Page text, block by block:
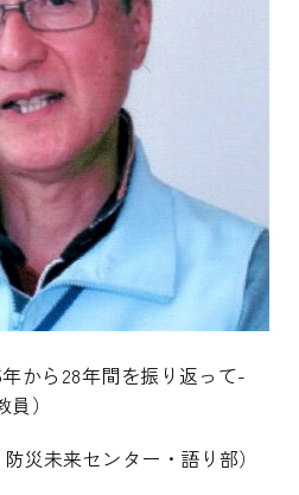
から28年間を振り返って-
教員）
災未来センター・語り部）